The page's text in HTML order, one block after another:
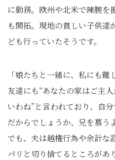
に勤務。欧州や北米で辣腕を
も開拓。現地の貧しい子供達
ども行っていたそうです。
「娘たちと一緒に、私にも
友達にも“あなたの家はご主
いわね”と言われており、自
だからでしょうか、兄を慕う
でも、夫は越権行為や余計な
パリと切り捨てるところがあ